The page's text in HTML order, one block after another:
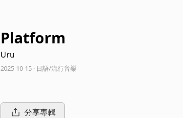
Platform
Uru
2025-10-15 · 日語/流行音樂
分享專輯